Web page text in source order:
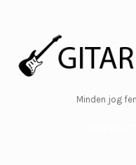
Minden jog